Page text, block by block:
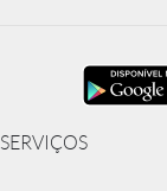
SERVIÇOS